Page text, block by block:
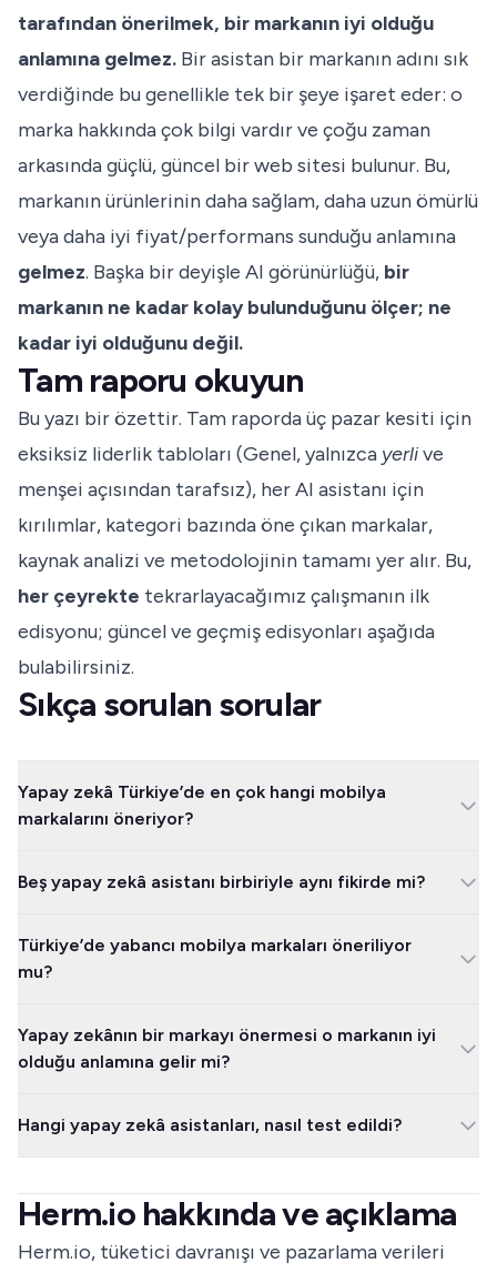
tarafından önerilmek, bir markanın iyi olduğu
anlamına gelmez. Bir asistan bir markanın adını sık
verdiğinde bu genellikle tek bir şeye işaret eder: o
marka hakkında çok bilgi vardır ve çoğu zaman
arkasında güçlü, güncel bir web sitesi bulunur. Bu,
markanın ürünlerinin daha sağlam, daha uzun ömürlü
veya daha iyi fiyat/performans sunduğu anlamına
gelmez. Başka bir deyişle AI görünürlüğü, bir
markanın ne kadar kolay bulunduğunu ölçer; ne
kadar iyi olduğunu değil.
Tam raporu okuyun
Bu yazı bir özettir. Tam raporda üç pazar kesiti için
eksiksiz liderlik tabloları (Genel, yalnızca yerlive
menşei açısından tarafsız), her AI asistanı için
kırılımlar, kategori bazında öne çıkan markalar,
kaynak analizi ve metodolojinin tamamı yer alır. Bu,
her çeyrekte tekrarlayacağımız çalışmanın ilk
edisyonu; güncel ve geçmiş edisyonları aşağıda
bulabilirsiniz.
Sıkça sorulan sorular
Yapay zekâ Türkiye’de en çok hangi mobilya
markalarını öneriyor?
Bellona (94,36) aslında en sık anılan marka (%50,5) ve Doğtaş
sıradaki Kelebek (66,62) ile aralarında 23,5 puanlık bir uçurum var.
Beş yapay zekâ asistanı birbiriyle aynı fikirde mi?
genel olarak hemfikir ve hiçbiri lideri değiştirmiyor; bu, serideki
diğer kategorilere göre daha ender görülen bir örüntü. Yanıtların
Türkiye’de yabancı mobilya markaları öneriliyor
mu?
Türk markasını, %34,8’i bir yabancı markayı anıyor. Yabancı
markalardan yalnızca IKEA ve Roche Bobois barajı geçebiliyor.
Yapay zekânın bir markayı önermesi o markanın iyi
olduğu anlamına gelir mi?
hakkında çok fazla bilgiye sahip olduğunu ve markayı kolayca öne
çıkardığını gösterir. Kaliteyi, dayanıklılığı, fiyatı ya da güvenilirliği
ilgilidir; ne kadar iyi olduğuyla değil.
Hangi yapay zekâ asistanları, nasıl test edildi?
Sonar ve Grok 4.3’e aynı 30 Türkçe soru beşer kez soruldu.
Çalışma 27 Haziran 2026 tarihinde yapıldı; toplanan 750
yanıttan 746’sı kullanılabilir oldu.
Herm.io hakkında ve açıklama
Herm.io, tüketici davranışı ve pazarlama verileri